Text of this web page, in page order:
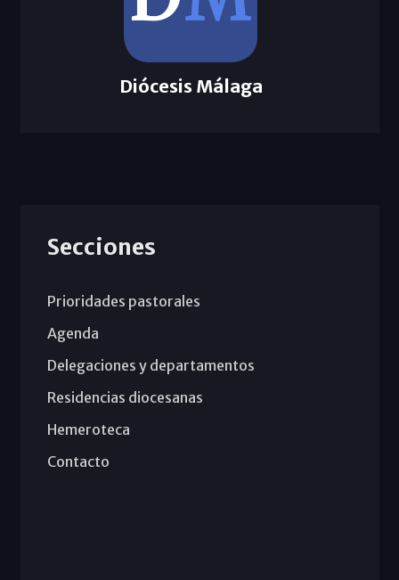
Diócesis Málaga
Secciones
Prioridades pastorales
Agenda
Delegaciones y departamentos
Residencias diocesanas
Hemeroteca
Contacto